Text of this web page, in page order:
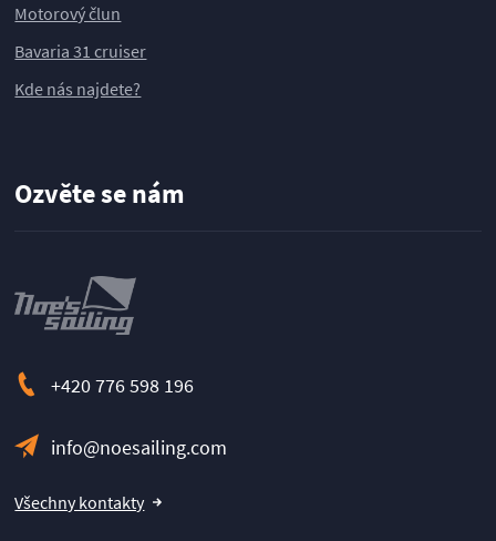
Motorový člun
Bavaria 31 cruiser
Kde nás najdete?
Ozvěte se nám
+420 776 598 196
info@noesailing.com
Všechny kontakty